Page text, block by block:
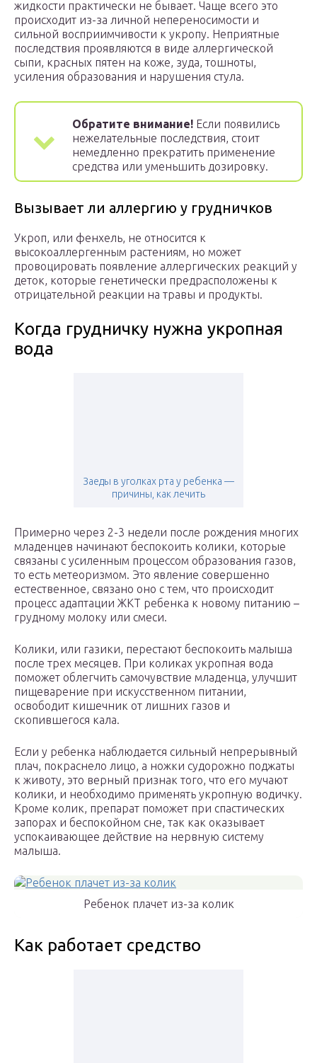
жидкости практически не бывает. Чаще всего это
происходит из-за личной непереносимости и
сильной восприимчивости к укропу. Неприятные
последствия проявляются в виде аллергической
сыпи, красных пятен на коже, зуда, тошноты,
усиления образования и нарушения стула.
Обратите внимание! Если появились
нежелательные последствия, стоит
немедленно прекратить применение
средства или уменьшить дозировку.
Вызывает ли аллергию у грудничков
Укроп, или фенхель, не относится к
высокоаллергенным растениям, но может
провоцировать появление аллергических реакций у
деток, которые генетически предрасположены к
отрицательной реакции на травы и продукты.
Когда грудничку нужна укропная
вода
Заеды в уголках рта у ребенка —
причины, как лечить
Примерно через 2-3 недели после рождения многих
младенцев начинают беспокоить колики, которые
связаны с усиленным процессом образования газов,
то есть метеоризмом. Это явление совершенно
естественное, связано оно с тем, что происходит
процесс адаптации ЖКТ ребенка к новому питанию –
грудному молоку или смеси.
Колики, или газики, перестают беспокоить малыша
после трех месяцев. При коликах укропная вода
поможет облегчить самочувствие младенца, улучшит
пищеварение при искусственном питании,
освободит кишечник от лишних газов и
скопившегося кала.
Если у ребенка наблюдается сильный непрерывный
плач, покраснело лицо, а ножки судорожно поджаты
к животу, это верный признак того, что его мучают
колики, и необходимо применять укропную водичку.
Кроме колик, препарат поможет при спастических
запорах и беспокойном сне, так как оказывает
успокаивающее действие на нервную систему
малыша.
Ребенок плачет из-за колик
Как работает средство